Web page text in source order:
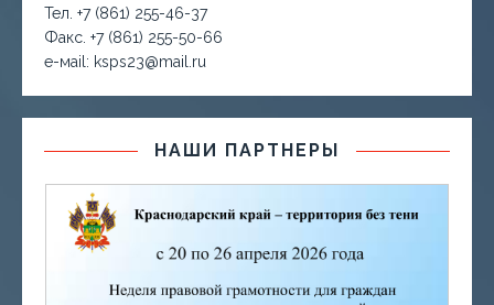
Тел. +7 (861) 255-46-37
Факс. +7 (861) 255-50-66
е-маil: ksps23@mail.ru
НАШИ ПАРТНЕРЫ